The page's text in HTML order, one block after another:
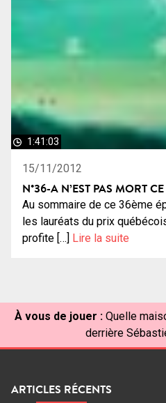
1:41:03
15/11/2012
N°36-A N’EST PAS MORT
Au sommaire de ce 36ème
les lauréats du prix
profite […] Lire la suite
À vous de jouer : Quelle
derrière
ARTICLES RÉCENTS